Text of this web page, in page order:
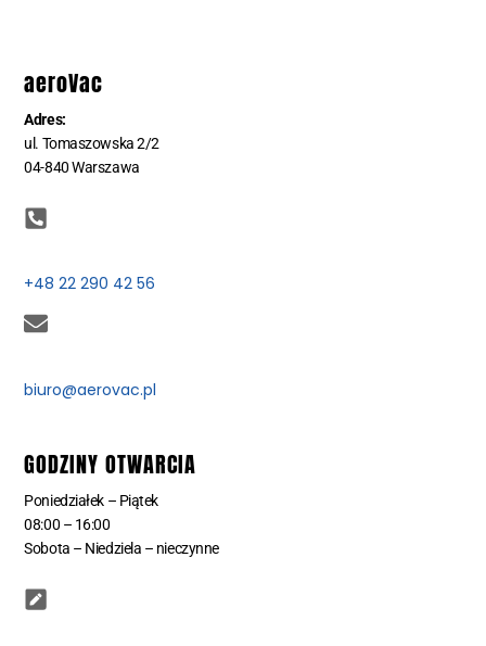
aeroVac
Adres:
ul. Tomaszowska 2/2
04-840 Warszawa
+48 22 290 42 56
biuro@aerovac.pl
GODZINY OTWARCIA
Poniedziałek – Piątek
08:00 – 16:00
Sobota – Niedziela – nieczynne